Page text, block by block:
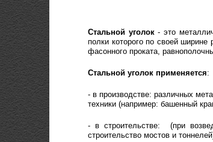
Стальной уголок- это
полки которого по своей ширине
фасонного проката,
Стальной уголок применяется:
- в производстве: различных
техники (например: башенный
- в строительстве: (при
строительство мостов и